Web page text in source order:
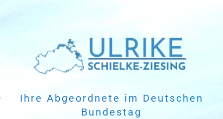
Ihre Abgeordnete im Deutschen
Bundestag